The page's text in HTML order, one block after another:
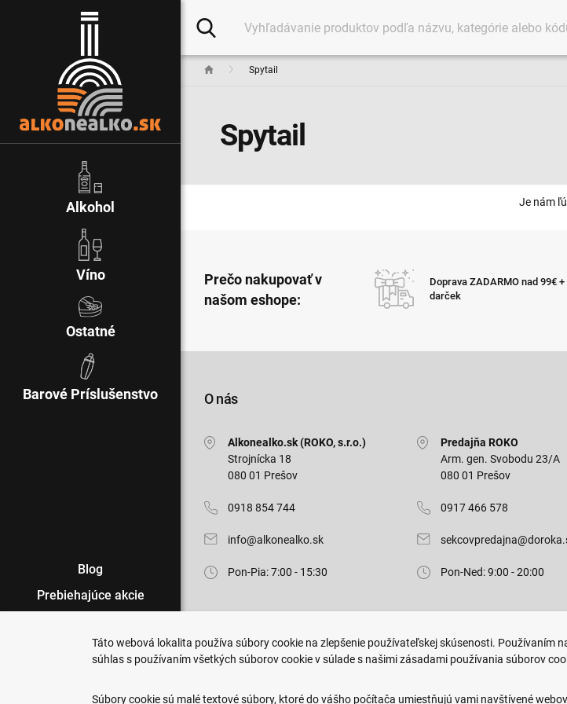
Spytail
Spytail
Je nám
Prečo nakupovať v
našom eshope:
Doprava ZADARMO nad 99€ +
darček
O nás
Alkonealko.sk (ROKO, s.r.o.)
Strojnícka 18
080 01 Prešov
0918 854 744
info@alkonealko.sk
Pon-Pia: 7:00 - 15:30
Predajňa ROKO
Arm. gen. Svobodu 23/A
080 01 Prešov
0917 466 578
Pon-Ned: 9:00 - 20:00
Copyright © 2011-2026 ROKO, s.r.o.
Web dizajn: MARLOW DESIGN
Alkohol
Víno
Ostatné
Barové Príslušenstvo
Blog
Prebiehajúce akcie
PredajneTáto webová lokalita používa súbory cookie na zlepšenie používateľskej skúsenosti. Používaním
súhlas s používaním všetkých súborov cookie v súlade s našimi zásadami používania súborov
Súbory cookie sú malé textové súbory, ktoré do vášho počítača umiestňujú vami navštívené